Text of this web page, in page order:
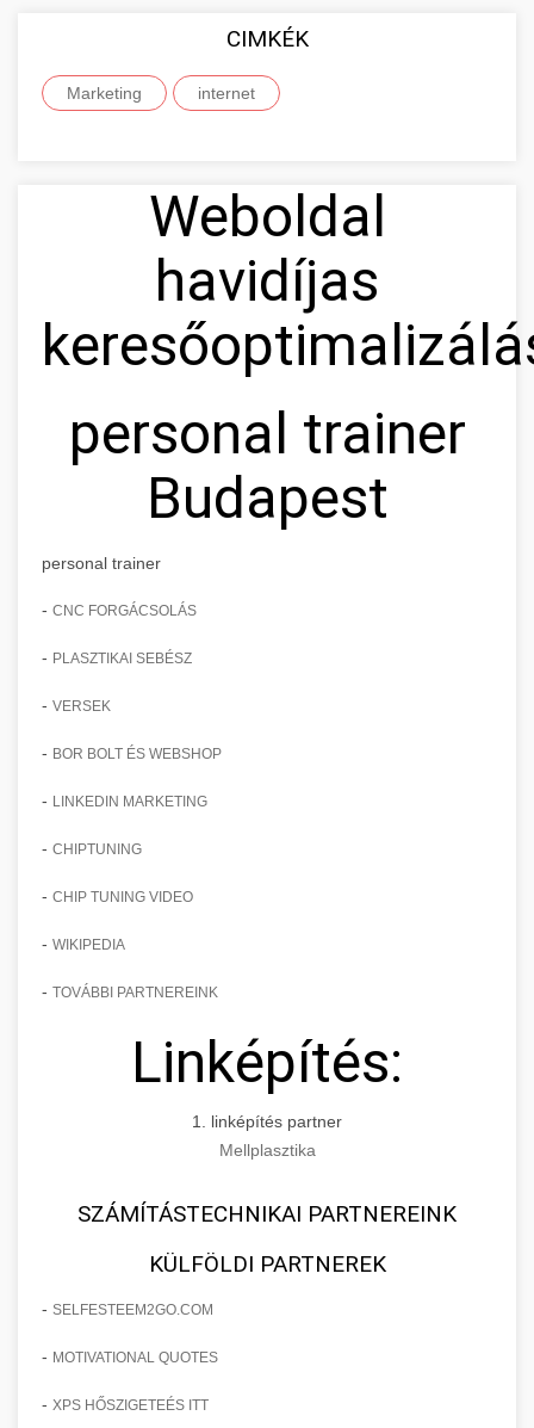
CIMKÉK
Marketing internet
Weboldal
havidíjas
personal trainer
Budapest
personal trainer
- CNC FORGÁCSOLÁS
- PLASZTIKAI SEBÉSZ
- VERSEK
- BOR BOLT ÉS WEBSHOP
- LINKEDIN MARKETING
- CHIPTUNING
- CHIP TUNING VIDEO
- WIKIPEDIA
- TOVÁBBI PARTNEREINK
Linképítés:
1. linképítés partner
Mellplasztika
SZÁMÍTÁSTECHNIKAI PARTNEREINK
KÜLFÖLDI PARTNEREK
- SELFESTEEM2GO.COM
- MOTIVATIONAL QUOTES
- XPS HŐSZIGETEÉS ITT